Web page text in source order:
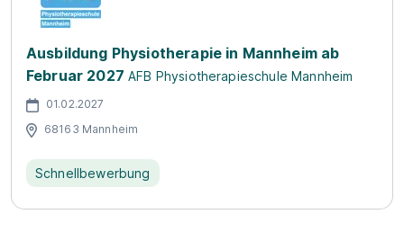
Ausbildung Physiotherapie in Mannheim ab
Februar 2027 AFB Physiotherapieschule Mannheim
01.02.2027
68163 Mannheim
Schnellbewerbung